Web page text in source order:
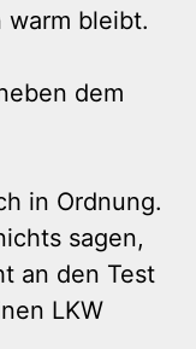
bleibt.
dem
in Ordnung.
sagen,
an den Test
LKW